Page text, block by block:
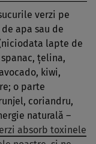
verzi pe
apa sau de
lapte de
ţelina,
kiwi,
o parte
coriandru,
naturală –
absorb toxinele